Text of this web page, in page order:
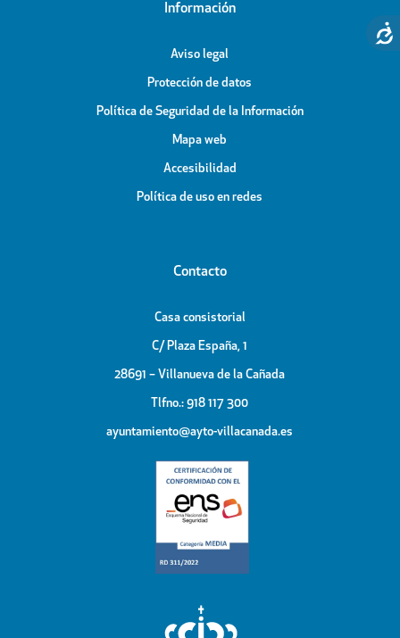
Información
Aviso legal
Protección de datos
Política de Seguridad de la Información
Mapa web
Accesibilidad
Política de uso en redes
Contacto
Casa consistorial
C/ Plaza España, 1
28691 – Villanueva de la Cañada
Tlfno.: 918 117 300
ayuntamiento@ayto-villacanada.es